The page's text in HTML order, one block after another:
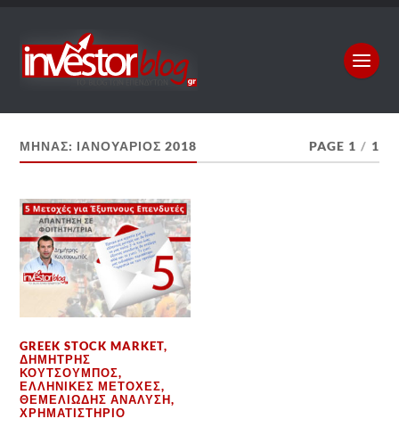
ΜΉΝΑΣ: ΙΑΝΟΥΆΡΙΟΣ 2018 PAGE 1 / 1
GREEK STOCK MARKET,
ΔΗΜΉΤΡΗΣ
ΚΟΥΤΣΟΥΜΠΌΣ,
ΕΛΛΗΝΙΚΈΣ ΜΕΤΟΧΈΣ,
ΘΕΜΕΛΙΏΔΗΣ ΑΝΆΛΥΣΗ,
ΧΡΗΜΑΤΙΣΤΉΡΙΟ